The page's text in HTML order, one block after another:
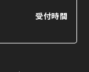
受付時間